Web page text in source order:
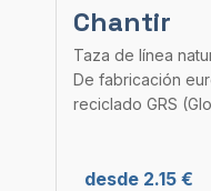
Chantir
Taza de línea
De fabricación
reciclado GRS
desde 2.15 €